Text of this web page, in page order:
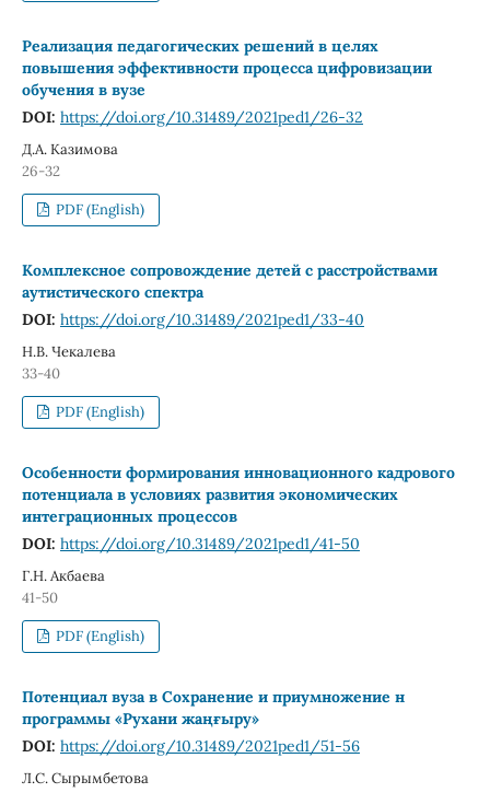
Реализация педагогических решений в целях
повышения эффективности процесса цифровизации
обучения в вузе
DOI: https://doi.org/10.31489/2021ped1/26-32
Д.А. Казимова
26-32
PDF (English)
Комплексное сопровождение детей с расстройствами
аутистического спектра
DOI: https://doi.org/10.31489/2021ped1/33-40
Н.В. Чекалева
33-40
PDF (English)
Особенности формирования инновационного кадрового
потенциала в условиях развития экономических
интеграционных процессов
DOI: https://doi.org/10.31489/2021ped1/41-50
Г.Н. Акбаева
41-50
PDF (English)
Потенциал вуза в Сохранение и приумножение н
программы «Рухани жаңғыру»
DOI: https://doi.org/10.31489/2021ped1/51-56
Л.С. Сырымбетова